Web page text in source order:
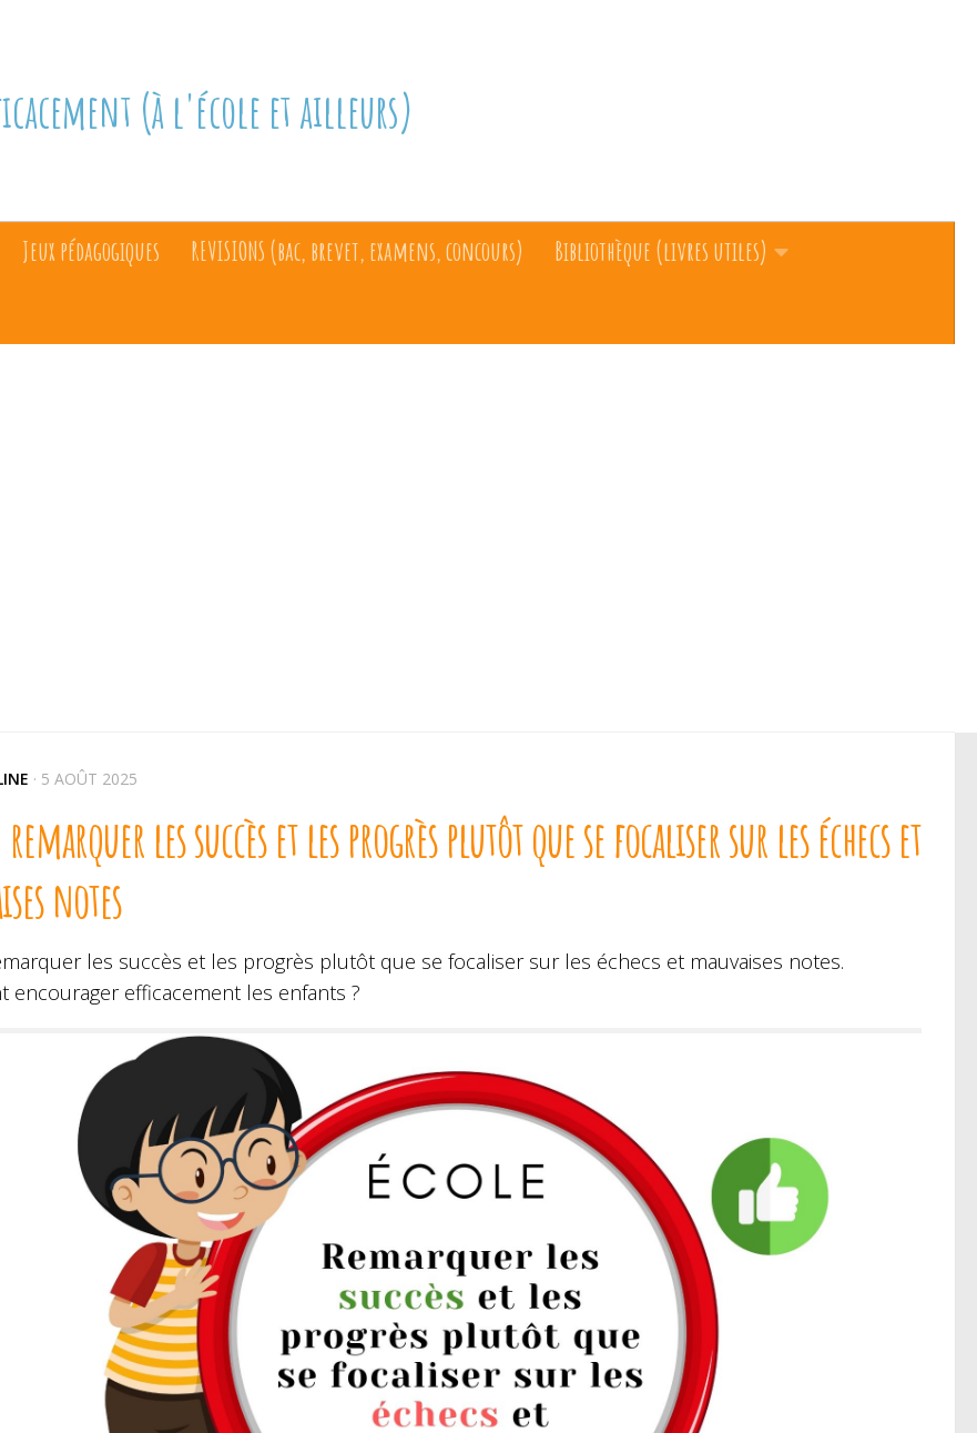
(à l'école et ailleurs)
Jeux pédagogiques REVISIONS (bac, brevet, examens, concours)
Bibliothèque (livres utiles)
· 5 AOÛT 2025
les succès et les progrès plutôt que se focaliser sur les échecs et
notes
les succès et les progrès plutôt que se focaliser sur les échecs et mauvaises notes.
encourager efficacement les enfants ?